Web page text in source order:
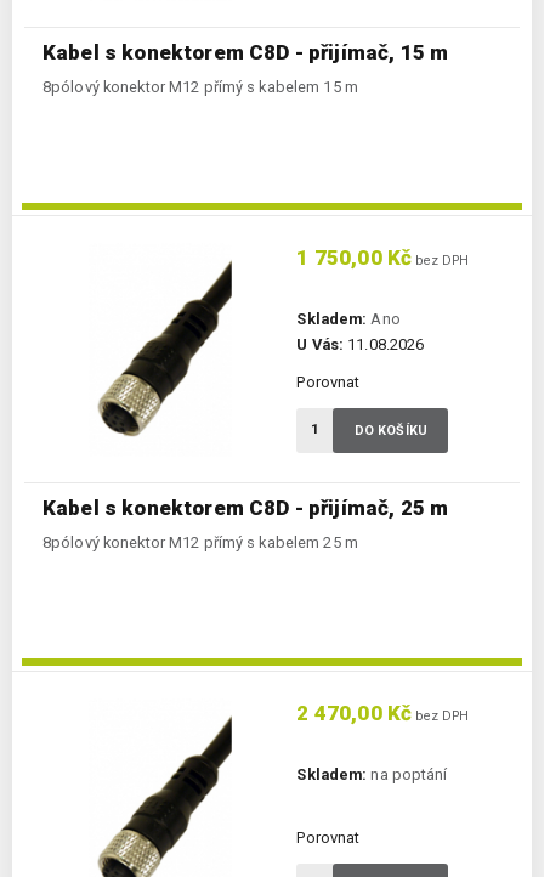
Kabel s konektorem C8D - přijímač, 15 m
8pólový konektor M12 přímý s kabelem 15 m
Kabel s konektorem C8D - přijímač, 25 m
8pólový konektor M12 přímý s kabelem 25 m
1 750,00 Kč bez DPH
Skladem: Ano
U Vás: 11.08.2026
Porovnat
DO KOŠÍKU
2 470,00 Kč bez DPH
Skladem: na poptání
Porovnat